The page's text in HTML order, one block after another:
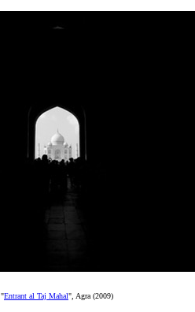
"Entrant al Taj Mahal", Agra (2009)